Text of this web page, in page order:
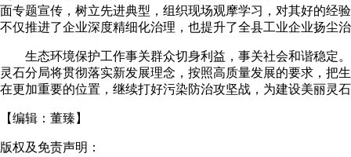
面专题宣传，树立先进典型，组织现场观摩学习，对其好的经
不仅推进了企业深度精细化治理，也提升了全县工业企业扬尘
生态环境保护工作事关群众切身利益，事关社会和谐稳定
灵石分局将贯彻落实新发展理念，按照高质量发展的要求，把
在更加重要的位置，继续打好污染防治攻坚战，为建设美丽灵
【编辑： 董臻 】
版权及免责声明：